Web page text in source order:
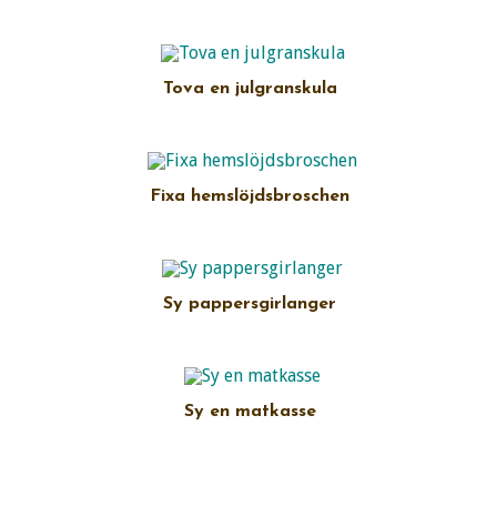
Tova en julgranskula
Fixa hemslöjdsbroschen
Sy pappersgirlanger
Sy en matkasse